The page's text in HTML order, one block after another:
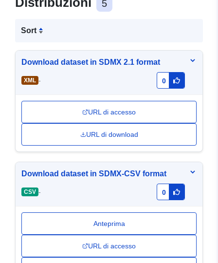
5
Sort
Download dataset in SDMX 2.1 format
XML - 0
URL di accesso
URL di download
Download dataset in SDMX-CSV format
CSV - 0
Anteprima
URL di accesso